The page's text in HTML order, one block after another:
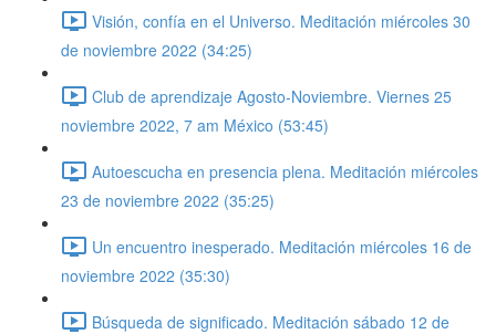
Visión, confía en el Universo. Meditación miércoles 30
de noviembre 2022 (34:25)
Club de aprendizaje Agosto-Noviembre. Viernes 25
noviembre 2022, 7 am México (53:45)
Autoescucha en presencia plena. Meditación miércoles
23 de noviembre 2022 (35:25)
Un encuentro inesperado. Meditación miércoles 16 de
noviembre 2022 (35:30)
Búsqueda de significado. Meditación sábado 12 de